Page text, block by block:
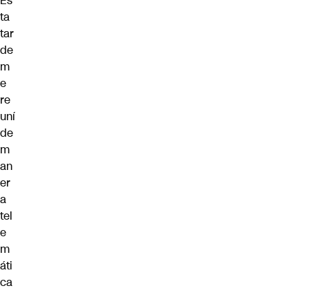
ta
tar
de
m
e
re
uní
de
m
an
er
a
tel
e
m
áti
ca